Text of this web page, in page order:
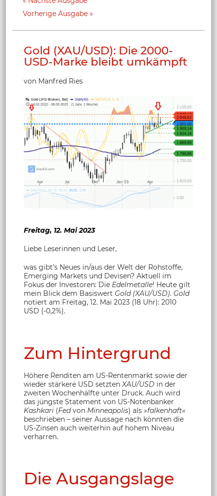
Vorherige Ausgabe
Gold (XAU/USD): Die 2000-
USD-Marke bleibt umkämpft
von Manfred Ries
Freitag, 12. Mai 2023
Liebe Leserinnen und Leser,
was gibt’s Neues in/aus der Welt der Rohstoffe,
Emerging Markets und Devisen? Aktuell im
Fokus der Investoren: Die Edelmetalle! Heute gilt
mein Blick dem Basiswert Gold (XAU/USD). Gold
notiert am Freitag, 12. Mai 2023 (18 Uhr): 2010
USD (-0,2%).
Zum Hintergrund
Höhere Renditen am US-Rentenmarkt sowie der
wieder stärkere USD setzten XAU/USD in der
zweiten Wochenhälfte unter Druck. Auch wird
das jüngste Statement von US-Notenbanker
Kashkari (Fedvon Minneapolis) als »falkenhaft«
beschrieben – seiner Aussage nach könnten die
US-Zinsen auch weiterhin auf hohem Niveau
verharren.
Die Ausgangslage